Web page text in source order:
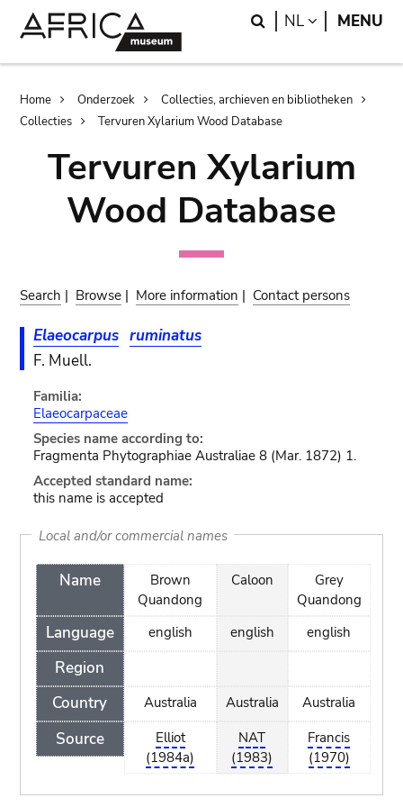
Search
NL LANGUAGE
MENU
Breadcrumb
Home Onderzoek
Collecties, archieven en bibliotheken
Collecties
Tervuren Xylarium Wood Database
Tervuren Xylarium
Wood Database
Search | Browse | More information | Contact persons
Elaeocarpus ruminatus
F. Muell.
Familia:
Elaeocarpaceae
Species name according to:
Fragmenta Phytographiae Australiae 8 (Mar. 1872) 1.
Accepted standard name:
this name is accepted
Local and/or commercial names
Name
Language
Region
Country
Source
Brown
Quandong
english
Australia
Elliot
(1984a)
Caloon
english
Australia
NAT
(1983)
Grey
Quandong
english
Australia
Francis
(1970)